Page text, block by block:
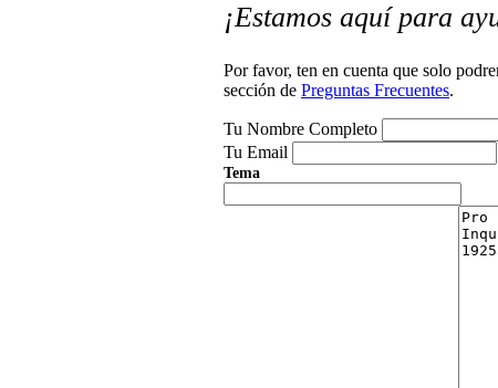
Gráficos en Movimiento¡Estamos aquí para
Por favor, ten en cuenta que solo
sección de Preguntas Frecuentes.
Tu Nombre Completo
Tu Email
Tema